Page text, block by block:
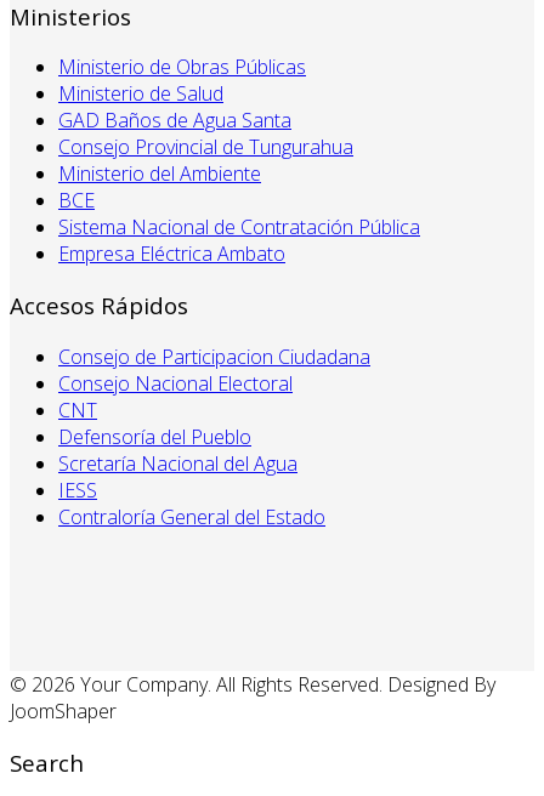
Ministerios
Ministerio de Obras Públicas
Ministerio de Salud
GAD Baños de Agua Santa
Consejo Provincial de Tungurahua
Ministerio del Ambiente
BCE
Sistema Nacional de Contratación Pública
Empresa Eléctrica Ambato
Accesos Rápidos
Consejo de Participacion Ciudadana
Consejo Nacional Electoral
CNT
Defensoría del Pueblo
Scretaría Nacional del Agua
IESS
Contraloría General del Estado
© 2026 Your Company. All Rights Reserved. Designed By
JoomShaper
Search